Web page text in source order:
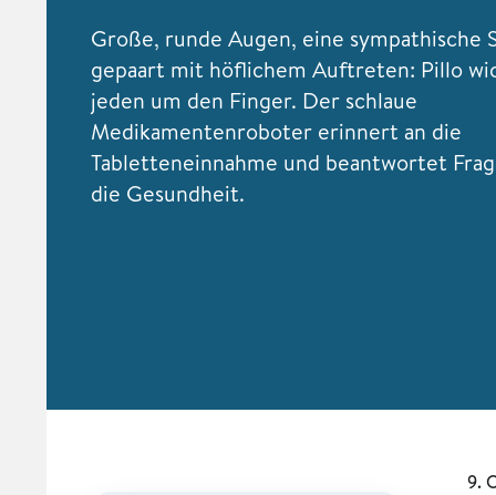
Große, runde Augen, eine sympathische
gepaart mit höflichem Auftreten: Pillo
jeden um den Finger. Der schlaue
Medikamentenroboter erinnert an die
Tabletteneinnahme und beantwortet
die Gesundheit.
9.